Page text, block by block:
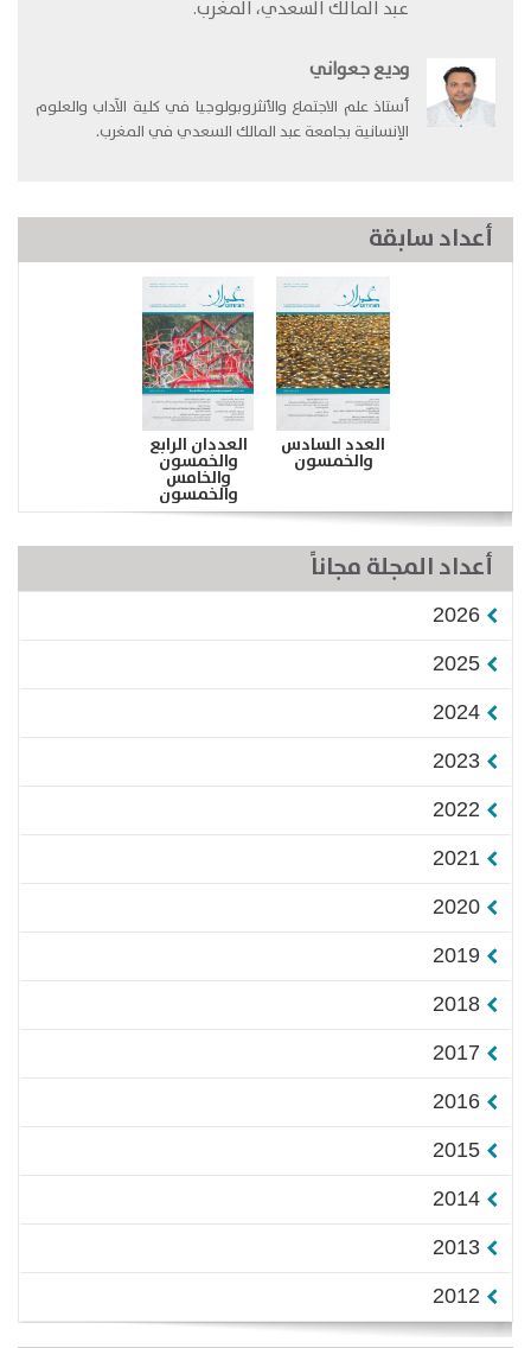
عبد المالك السعدي، المغرب.
وديع جعواني
أستاذ علم الاجتماع والأنثروبولوجيا في كلية الآداب والعلوم
الإنسانية بجامعة عبد المالك السعدي في المغرب.
أعداد سابقة
العدد السادس
والخمسون
العددان الرابع
والخمسون
والخامس
والخمسون
أعداد المجلة مجاناً
2026
2025
2024
2023
2022
2021
2020
2019
2018
2017
2016
2015
2014
2013
2012